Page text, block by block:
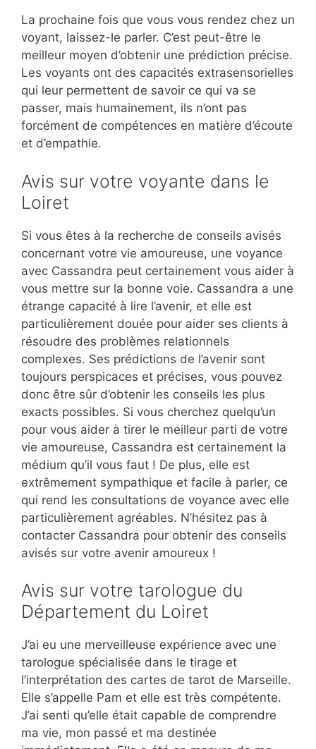
La prochaine fois que vous vous rendez chez un
voyant, laissez-le parler. C’est peut-être le
meilleur moyen d’obtenir une prédiction précise.
Les voyants ont des capacités extrasensorielles
qui leur permettent de savoir ce qui va se
passer, mais humainement, ils n’ont pas
forcément de compétences en matière d’écoute
et d’empathie.
Avis sur votre voyante dans le
Loiret
Si vous êtes à la recherche de conseils avisés
concernant votre vie amoureuse, une voyance
avec Cassandra peut certainement vous aider à
vous mettre sur la bonne voie. Cassandra a une
étrange capacité à lire l’avenir, et elle est
particulièrement douée pour aider ses clients à
résoudre des problèmes relationnels
complexes. Ses prédictions de l’avenir sont
toujours perspicaces et précises, vous pouvez
donc être sûr d’obtenir les conseils les plus
exacts possibles. Si vous cherchez quelqu’un
pour vous aider à tirer le meilleur parti de votre
vie amoureuse, Cassandra est certainement la
médium qu’il vous faut ! De plus, elle est
extrêmement sympathique et facile à parler, ce
qui rend les consultations de voyance avec elle
particulièrement agréables. N’hésitez pas à
contacter Cassandra pour obtenir des conseils
avisés sur votre avenir amoureux !
Avis sur votre tarologue du
Département du Loiret
J’ai eu une merveilleuse expérience avec une
tarologue spécialisée dans le tirage et
l’interprétation des cartes de tarot de Marseille.
Elle s’appelle Pam et elle est très compétente.
J’ai senti qu’elle était capable de comprendre
ma vie, mon passé et ma destinée